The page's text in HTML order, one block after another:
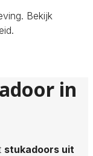
Bekijk
in
stukadoors uit